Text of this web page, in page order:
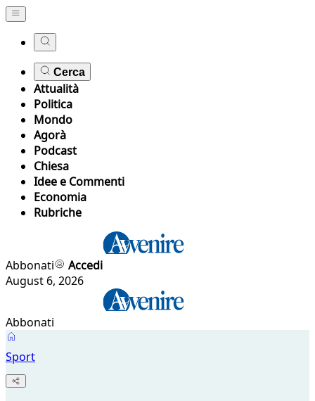
Cerca
Attualità
Politica
Mondo
Agorà
Podcast
Chiesa
Idee e Commenti
Economia
Rubriche
Abbonati
Accedi
August 6, 2026
Abbonati
Sport